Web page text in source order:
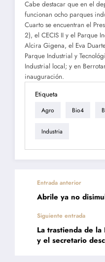
Cabe destacar que en el
funcionan ocho parques
Cuarto se encuentran el
2), el CECIS II y el Parque
Alcira Gigena, el Eva
Parque Industrial y
Industrial local; y en
inauguración.
Etiqueta
Agro Bio4
Industria
Entrada anterior
Abrile ya no
Siguiente entrada
La trastienda de la
y el secretario